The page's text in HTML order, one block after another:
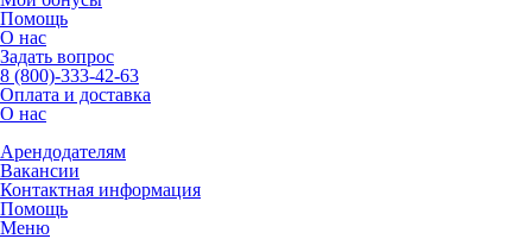
Помощь
О нас
Задать вопрос
8 (800)-333-42-63
Оплата и доставка
О нас
Арендодателям
Вакансии
Контактная информация
Помощь
Меню